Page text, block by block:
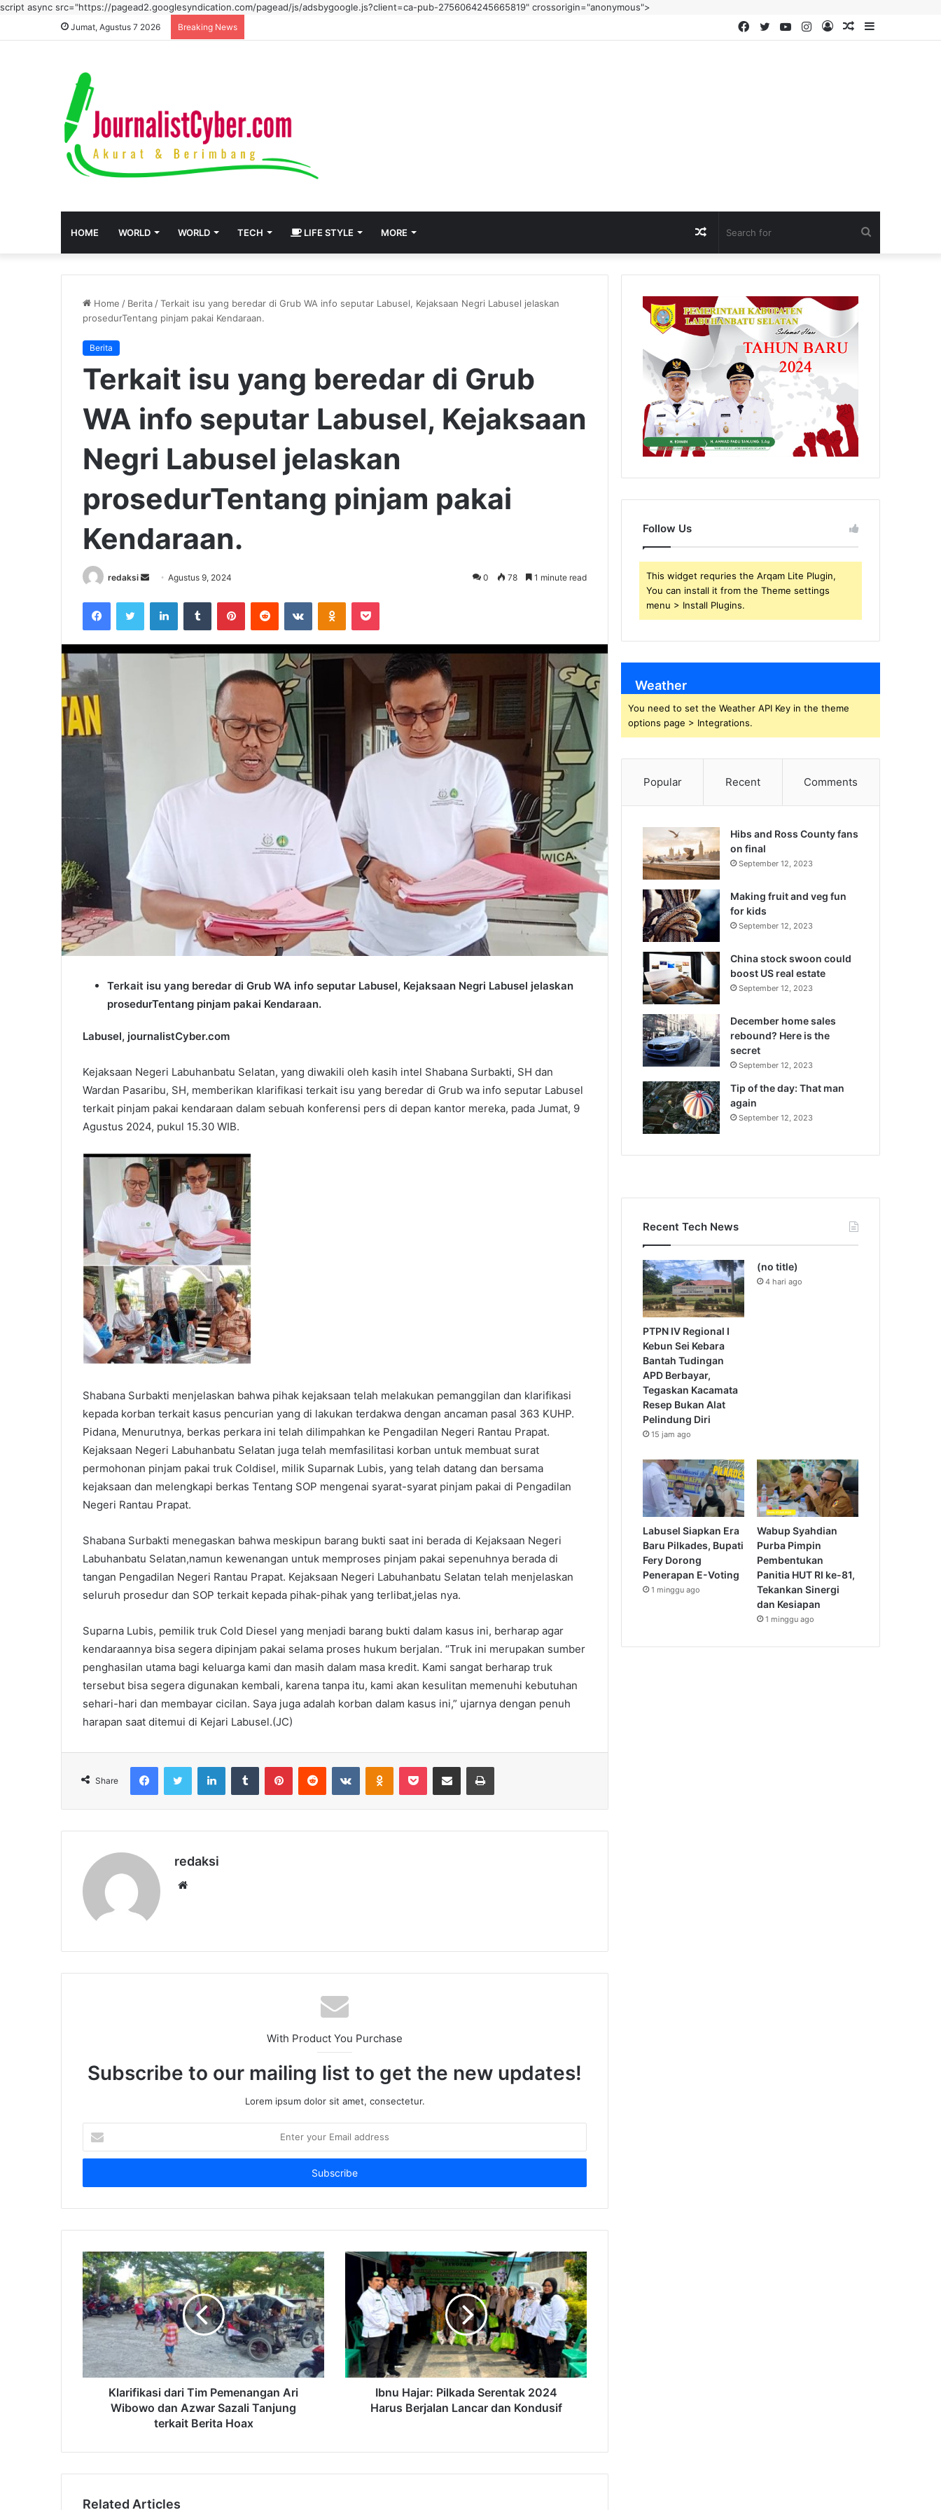
script async src="https://pagead2.googlesyndication.com/pagead/js/adsbygoogle.js?client=ca-pub-2756064245665819" crossorigin="anonymous">
Jumat, Agustus 7 2026 Breaking News Sidebar
Random
Log
Instagram
YouTube
Twitter
Facebook
HOME WORLD WORLD TECH LIFE STYLE MORE
for
Random
Article
Home / Berita/Terkait isu yang beredar di Grub WA info seputar Labusel, Kejaksaan Negri Labusel jelaskan
prosedurTentang pinjam pakai Kendaraan.
Berita
Terkait isu yang beredar di Grub
WA info seputar Labusel, Kejaksaan
Negri Labusel jelaskan
prosedurTentang pinjam pakai
Kendaraan.
redaksi
Send
email
Agustus 9, 2024 0 78 1 minute read
FacebookTwitter LinkedInTumblr PinterestReddit VKontakteOdnoklassniki
Pocket
Terkait isu yang beredar di Grub WA info seputar Labusel, Kejaksaan Negri Labusel jelaskan
prosedurTentang pinjam pakai Kendaraan.
Labusel, journalistCyber.com
Kejaksaan Negeri Labuhanbatu Selatan, yang diwakili oleh kasih intel Shabana Surbakti, SH dan
Wardan Pasaribu, SH, memberikan klarifikasi terkait isu yang beredar di Grub wa info seputar Labusel
terkait pinjam pakai kendaraan dalam sebuah konferensi pers di depan kantor mereka, pada Jumat, 9
Agustus 2024, pukul 15.30 WIB.
Shabana Surbakti menjelaskan bahwa pihak kejaksaan telah melakukan pemanggilan dan klarifikasi
kepada korban terkait kasus pencurian yang di lakukan terdakwa dengan ancaman pasal 363 KUHP.
Pidana, Menurutnya, berkas perkara ini telah dilimpahkan ke Pengadilan Negeri Rantau Prapat.
Kejaksaan Negeri Labuhanbatu Selatan juga telah memfasilitasi korban untuk membuat surat
permohonan pinjam pakai truk Coldisel, milik Suparnak Lubis, yang telah datang dan bersama
kejaksaan dan melengkapi berkas Tentang SOP mengenai syarat-syarat pinjam pakai di Pengadilan
Negeri Rantau Prapat.
Shabana Surbakti menegaskan bahwa meskipun barang bukti saat ini berada di Kejaksaan Negeri
Labuhanbatu Selatan,namun kewenangan untuk memproses pinjam pakai sepenuhnya berada di
tangan Pengadilan Negeri Rantau Prapat. Kejaksaan Negeri Labuhanbatu Selatan telah menjelaskan
seluruh prosedur dan SOP terkait kepada pihak-pihak yang terlibat,jelas nya.
Suparna Lubis, pemilik truk Cold Diesel yang menjadi barang bukti dalam kasus ini, berharap agar
kendaraannya bisa segera dipinjam pakai selama proses hukum berjalan. “Truk ini merupakan sumber
penghasilan utama bagi keluarga kami dan masih dalam masa kredit. Kami sangat berharap truk
tersebut bisa segera digunakan kembali, karena tanpa itu, kami akan kesulitan memenuhi kebutuhan
sehari-hari dan membayar cicilan. Saya juga adalah korban dalam kasus ini,” ujarnya dengan penuh
harapan saat ditemui di Kejari Labusel.(JC)
Share
FacebookTwitter LinkedInTumblr PinterestReddit VKontakteOdnoklassniki
Pocket Share via Email Print
redaksi
With Product You Purchase
Subscribe to our mailing list to get the new updates!
Lorem ipsum dolor sit amet, consectetur.
your
Email
Klarifikasi dari Tim Pemenangan Ari
Wibowo dan Azwar Sazali Tanjung
terkait Berita Hoax
Ibnu Hajar: Pilkada Serentak 2024
Harus Berjalan Lancar dan Kondusif
Related Articles
Follow Us
This widget requries the Arqam Lite Plugin,
You can install it from the Theme settings
menu > Install Plugins.
Weather
You need to set the Weather API Key in the theme
options page > Integrations.
Popular Recent Comments
Hibs and Ross County fans
on final
September 12, 2023
Making fruit and veg fun
for kids
September 12, 2023
China stock swoon could
boost US real estate
September 12, 2023
December home sales
rebound? Here is the
secret
September 12, 2023
Tip of the day: That man
again
September 12, 2023
Recent Tech News
PTPN IV Regional I
Kebun Sei Kebara
Bantah Tudingan
APD Berbayar,
Tegaskan Kacamata
Resep Bukan Alat
Pelindung Diri
15 jam ago
(no title)
4 hari ago
Labusel Siapkan Era
Baru Pilkades, Bupati
Fery Dorong
Penerapan E-Voting
1 minggu ago
Wabup Syahdian
Purba Pimpin
Pembentukan
Panitia HUT RI ke-81,
Tekankan Sinergi
dan Kesiapan
1 minggu ago